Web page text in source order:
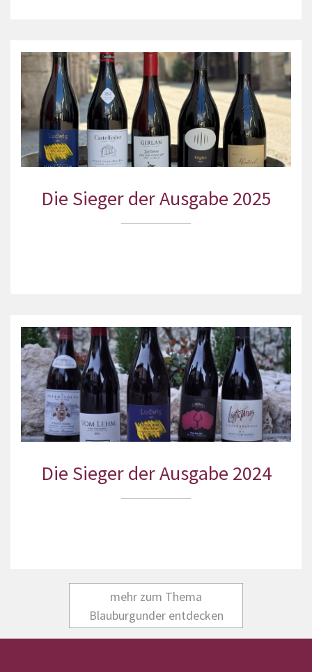
Die Sieger der Ausgabe 2025
Die Sieger der Ausgabe 2024
mehr zum Thema
Blauburgunder entdecken